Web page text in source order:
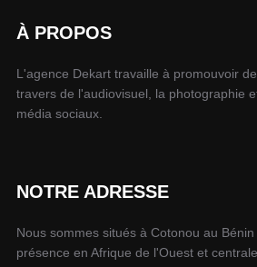
À PROPOS
L'agence Dekart travaille à promouvoir
travers de l'audiovisuel, la photographie
média sociaux.
NOTRE ADRESSE
Nous sommes situés à Cotonou au
présence en Afrique de l'Ouest et centrale.